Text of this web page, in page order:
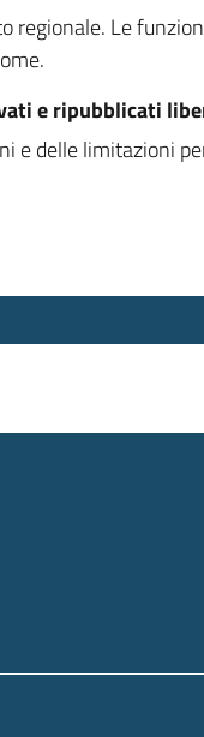
regionale. Le
e ripubblicati
e delle limitazioni